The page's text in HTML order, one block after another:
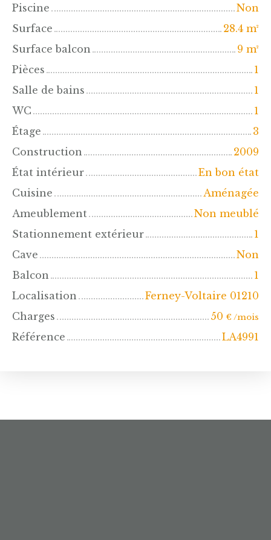
Piscine
Non
Surface
28.4 m²
Surface balcon
9 m²
Pièces
1
Salle de bains
1
WC
1
Étage
3
Construction
2009
État intérieur
En bon état
Cuisine
Aménagée
Ameublement
Non meublé
Stationnement extérieur
1
Cave
Non
Balcon
1
Localisation
Ferney-Voltaire 01210
Charges
50 € /mois
Référence LA4991